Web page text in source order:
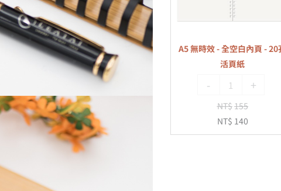
空
白
頁
-
20
活
頁
A5 無時效 - 全空白內頁 - 20
活頁紙
- +
NT$155
NT$ 140